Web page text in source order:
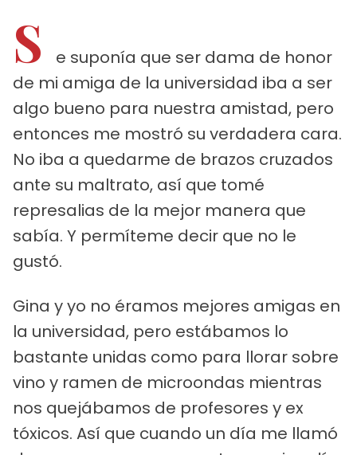
S
e suponía que ser dama de honor
de mi amiga de la universidad iba a ser
algo bueno para nuestra amistad, pero
entonces me mostró su verdadera cara.
No iba a quedarme de brazos cruzados
ante su maltrato, así que tomé
represalias de la mejor manera que
sabía. Y permíteme decir que no le
gustó.
Gina y yo no éramos mejores amigas en
la universidad, pero estábamos lo
bastante unidas como para llorar sobre
vino y ramen de microondas mientras
nos quejábamos de profesores y ex
tóxicos. Así que cuando un día me llamó